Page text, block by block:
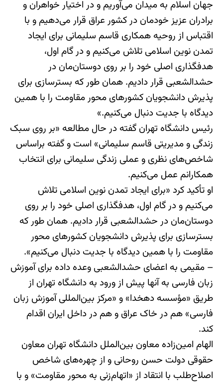
جهان اسلام به میدان می‌آوریم و در اختیار خواهران و
برادران عزیز خودمان در کشور عراق قرار می‌دهیم و با
اقتباس از روحیه همکاری قاسم سلیمانی برای ایجاد
تمدن نوین اسلامی تلاش می‌کنیم و در گام اول،
هدفگذاری اصلی خود را بر روی دوستان‌مان در
حشدالشعبی قرار دادیم. همان طور که بسترسازی برای
پذیرش دانشجویان کشورهای محور مقاومت را با همین
دیدگاه با جدیت دنبال می‌کنیم.»
رئیس دانشگاه تهران گفته در حال مطالعه «بر روی سبک
زندگی و مدیریتی قاسم سلیمانی» است و گفته براساس
شاخص‌های نظری و عملی زندگی سلیمانی برای انتخاب
همکارانم عمل می‌کنیم.
او تأکید کرد «برای ایجاد تمدن نوین اسلامی تلاش
می‌کنیم و در گام اول، هدفگذاری اصلی خود را بر روی
دوستان‌مان در حشدالشعبی قرار دادیم. همان طور که
بسترسازی برای پذیرش دانشجویان کشورهای محور
مقاومت را با همین دیدگاه با جدیت دنبال می‌کنیم».
– مقیمی به اعضای حشدالشعبی وعده داده برای آموزش
زبان فارسی به آنها پیش از ورود به دانشگاه تهران از
طریق «مؤسسه دهخدا» و «مرکز بین‌المللی آموزش زبان
فارسی» هم در خاک عراق و هم در داخل ایران اقدام
کند.
الهام امین‌زاده معاون بین‌الملل دانشگاه تهران معاون
حقوقی دولت حسن روحانی و از چهره‌های شاخص
اصلاح‌طلب با انتقاد از «اتهام‌زنی به محور مقاومت» و با